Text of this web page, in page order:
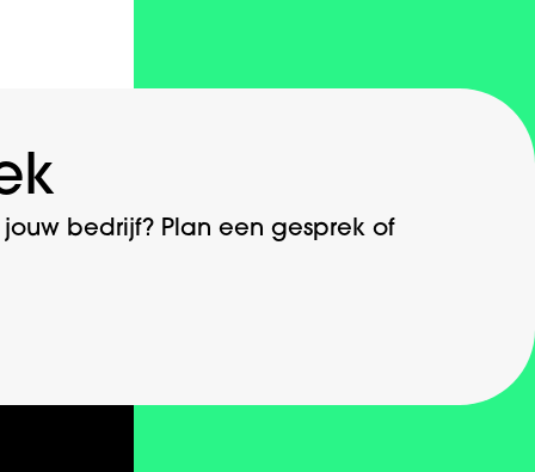
bedrijf? Plan een gesprek of